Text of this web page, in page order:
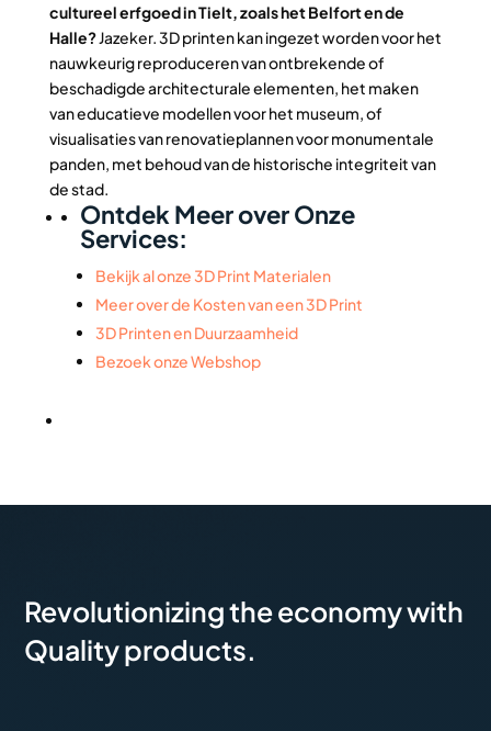
cultureel erfgoed in Tielt, zoals het Belfort en de
Halle?Jazeker. 3D printen kan ingezet worden voor het
nauwkeurig reproduceren van ontbrekende of
beschadigde architecturale elementen, het maken
van educatieve modellen voor het museum, of
visualisaties van renovatieplannen voor monumentale
panden, met behoud van de historische integriteit van
de stad.
Ontdek Meer over Onze
Services:
Bekijk al onze 3D Print Materialen
Meer over de Kosten van een 3D Print
3D Printen en Duurzaamheid
Bezoek onze Webshop
Revolutionizing the economy with
Quality products.